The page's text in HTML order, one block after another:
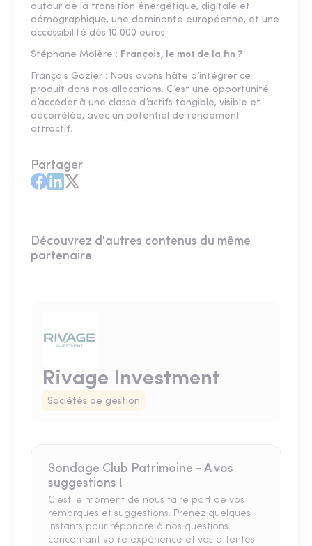
autour de la transition énergétique, digitale et
démographique, une dominante européenne, et une
accessibilité dès 10 000 euros.
Stéphane Molère : François, le mot de la fin ?
François Gazier : Nous avons hâte d’intégrer ce
produit dans nos allocations. C’est une opportunité
d’accéder à une classe d’actifs tangible, visible et
décorrélée, avec un potentiel de rendement
attractif.
Partager
Découvrez d'autres contenus du même
partenaire
Rivage Investment
Sociétés de gestion
Sondage Club Patrimoine - A vos
suggestions !
C'est le moment de nous faire part de vos
remarques et suggestions. Prenez quelques
instants pour répondre à nos questions
concernant votre expérience et vos attentes